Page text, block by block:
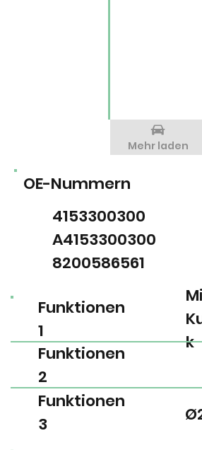
Funktionen
1
Funktionen
2
Funktionen
3
k
OE-Nummern
4153300300
A4153300300
8200586561
Mehr laden